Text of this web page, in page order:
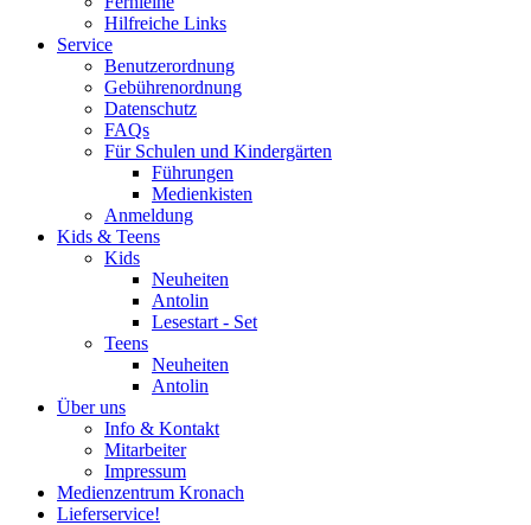
Hilfreiche Links
Service
Benutzerordnung
Gebührenordnung
Datenschutz
FAQs
Für Schulen und Kindergärten
Führungen
Medienkisten
Anmeldung
Kids & Teens
Kids
Neuheiten
Antolin
Lesestart - Set
Teens
Neuheiten
Antolin
Über uns
Info & Kontakt
Mitarbeiter
Impressum
Medienzentrum Kronach
Lieferservice!